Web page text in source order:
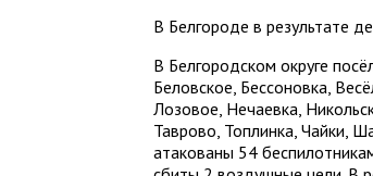
В Белгороде в результате
В Белгородском округе
Беловское, Бессоновка,
Лозовое, Нечаевка,
Таврово, Топлинка, Чайки,
атакованы 54